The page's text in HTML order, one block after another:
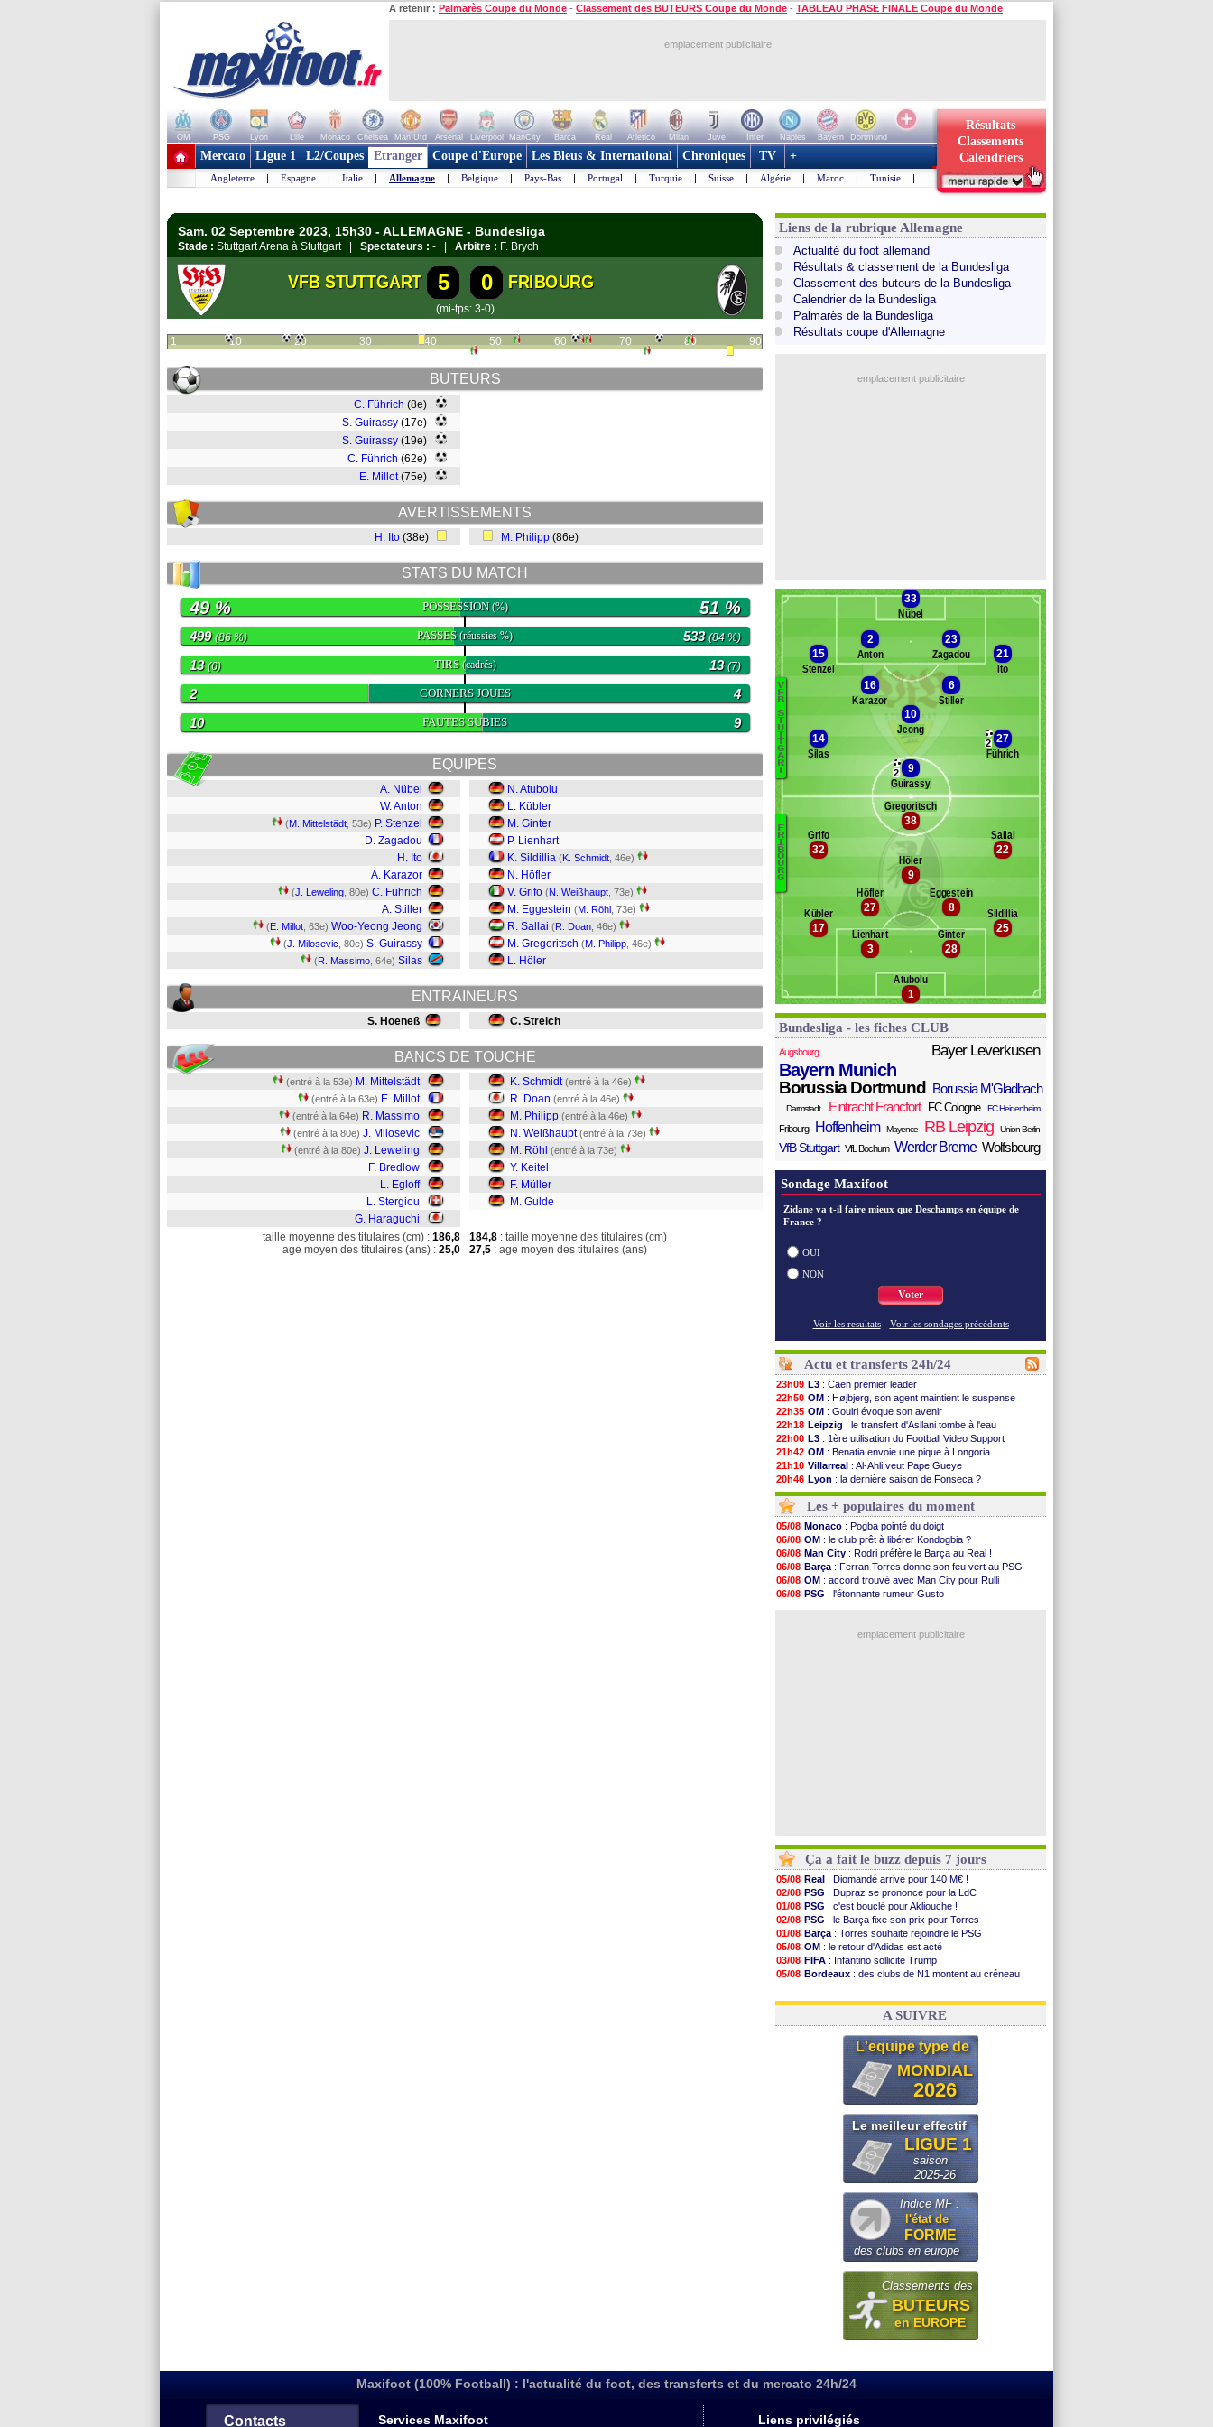
A retenir : Palmarès Coupe du Monde - Classement des BUTEURS Coupe du Monde - TABLEAU PHASE FINALE Coupe du Monde
emplacement publicitaire
OM PSG Lyon Lille Monaco Chelsea Man Utd Arsenal Liverpool ManCity Barca Real Atletico Milan Juve Inter Naples Bayern
Dortmund
+ de clubs
Résultats
Classements
Calendriers
Mercato Ligue 1 L2/Coupes Etranger Coupe d'Europe Les Bleus & International Chroniques TV +
Angleterre | Espagne | Italie | Allemagne | Belgique | Pays-Bas | Portugal | Turquie | Suisse | Algérie | Maroc | Tunisie |
Sam. 02 Septembre 2023, 15h30 - ALLEMAGNE - Bundesliga
Stade : Stuttgart Arena à Stuttgart | Spectateurs : - | Arbitre : F. Brych
VFB STUTTGART 5 0 FRIBOURG
(mi-tps: 3-0)
1 10 20 30 40 50 60 70 80 90
BUTEURS
C. Führich (8e)
S. Guirassy (17e)
S. Guirassy (19e)
C. Führich (62e)
E. Millot(75e)
AVERTISSEMENTS
H. Ito (38e) M. Philipp (86e)
STATS DU MATCH
POSSESSION(%)
49 % 51 %
PASSES(réussies %)
499(86 %) 533(84 %)
TIRS(cadrés)
13(6) 13(7)
CORNERS JOUES
2 4
FAUTES SUBIES
10 9
EQUIPES
A. Nübel
W. Anton
(M. Mittelstädt , 53e) P. Stenzel
D. Zagadou
H. Ito
A. Karazor
(J. Leweling , 80e) C. Führich
A. Stiller
(E. Millot , 63e) Woo-Yeong Jeong
(J. Milosevic , 80e) S. Guirassy
(R. Massimo , 64e) Silas
N. Atubolu
L. Kübler
M. Ginter
P. Lienhart
K. Sildillia (K. Schmidt , 46e)
N. Höfler
V. Grifo (N. Weißhaupt , 73e)
M. Eggestein (M. Röhl , 73e)
R. Sallai (R. Doan , 46e)
M. Gregoritsch (M. Philipp , 46e)
L. Höler
ENTRAINEURS
S. Hoeneß C. Streich
BANCS DE TOUCHE
(entré à la 53e) M. Mittelstädt
(entré à la 63e) E. Millot
(entré à la 64e) R. Massimo
(entré à la 80e) J. Milosevic
(entré à la 80e) J. Leweling
F. Bredlow
L. Egloff
L. Stergiou
G. Haraguchi
K. Schmidt (entré à la 46e)
R. Doan (entré à la 46e)
M. Philipp (entré à la 46e)
N. Weißhaupt (entré à la 73e)
M. Röhl (entré à la 73e)
Y. Keitel
F. Müller
M. Gulde
taille moyenne des titulaires (cm) : 186,8
age moyen des titulaires (ans) : 25,0
184,8 : taille moyenne des titulaires (cm)
27,5 : age moyen des titulaires (ans)
Liens de la rubrique Allemagne
Actualité du foot allemand
Résultats & classement de la Bundesliga
Classement des buteurs de la Bundesliga
Calendrier de la Bundesliga
Palmarès de la Bundesliga
Résultats coupe d'Allemagne
emplacement publicitaire
Banc des remplaçants VfB Stuttgart
Haraguchi
Stergiou
Egloff
Milosevic
Millot
Mittelstädt
V
F
B
S
T
U
T
G
A
R
T
Banc des remplaçants
Gulde
Weißhaupt
Philipp
F
R
I
B
O
U
R
G
33
Nübel
2
Anton
23
Zagadou
15
Stenzel
21
Ito
16
Karazor
6
Stiller
10
Jeong
14
Silas
2 27
Führich
2
9
Guirassy
1
Atubolu
28
Ginter
3
Lienhart 25
Sildillia
17
Kübler 8
Eggestein
27
Höfler
9
Höler
22
Sallai
32
Grifo
38
Gregoritsch
Bundesliga - les fiches CLUB
Augsbourg Bayer Leverkusen
Bayern Munich
Borussia Dortmund Borussia M'Gladbach
Darmstadt Eintracht Francfort FC Cologne FC Heidenheim
Fribourg Hoffenheim Mayence RB Leipzig Union Berlin
VfB Stuttgart VfL Bochum Werder Breme Wolfsbourg
Sondage Maxifoot
Zidane va t-il faire mieux que Deschamps en équipe de
France ?
OUI
NON
Voter
Voir les resultats - Voir les sondages précédents
Actu et transferts 24h/24
23h09 L3 : Caen premier leader
22h50 OM : Højbjerg, son agent maintient le suspense
22h35 OM : Gouiri évoque son avenir
22h18 Leipzig : le transfert d'Asllani tombe à l'eau
22h00 L3 : 1ère utilisation du Football Video Support
21h42 OM : Benatia envoie une pique à Longoria
21h10 Villarreal : Al-Ahli veut Pape Gueye
20h46 Lyon : la dernière saison de Fonseca ?
20h30 OM: un nouveau prétendant pour Højbjerg
20h01
Brest: un gardien norvégien en approche ?
19h18 OM: McCourt a versé 120 M€ en 2026
19h09
PSG: 4 retours dans le groupe face à Man Utd ...
18h48
Nice: Kevin Carlos va partir en Italie
18h37
L1: prison avec sursis requis contre un arbitre
18h29
Leganés: c'est signé pour Luca Zidane (off.)
17h58
Atletico: Ruggeri en route pour Aston Villa
17h46
Monaco: Filipe Luis soutient Biereth
: Naples vise Gabriel Jesus
Les + populaires du moment
05/08 Monaco : Pogba pointé du doigt
06/08 OM : le club prêt à libérer Kondogbia ?
06/08 Man City : Rodri préfère le Barça au Real !
06/08 Barça : Ferran Torres donne son feu vert au PSG
06/08 OM : accord trouvé avec Man City pour Rulli
06/08 PSG : l'étonnante rumeur Gusto
emplacement publicitaire
Ça a fait le buzz depuis 7 jours
05/08 Real : Diomandé arrive pour 140 M€ !
02/08 PSG : Dupraz se prononce pour la LdC
01/08 PSG : c'est bouclé pour Akliouche !
02/08 PSG : le Barça fixe son prix pour Torres
01/08 Barça : Torres souhaite rejoindre le PSG !
05/08 OM : le retour d'Adidas est acté
03/08 FIFA : Infantino sollicite Trump
05/08 Bordeaux : des clubs de N1 montent au créneau
03/08 Real: le démenti de Leipzig pour Diomandé
A SUIVRE
L'equipe type de
MONDIAL
2026
Le meilleur effectif
LIGUE 1
saison
2025-26
Indice MF :
l'état de
FORME
des clubs en europe
Classements des
BUTEURS
en EUROPE
Maxifoot (100% Football) : l'actualité du foot, des transferts et du mercato 24h/24
Contacts Services Maxifoot Liens privilégiés